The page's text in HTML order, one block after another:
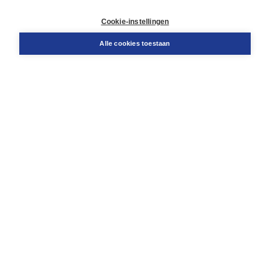
Cookie-instellingen
Alle cookies toestaan